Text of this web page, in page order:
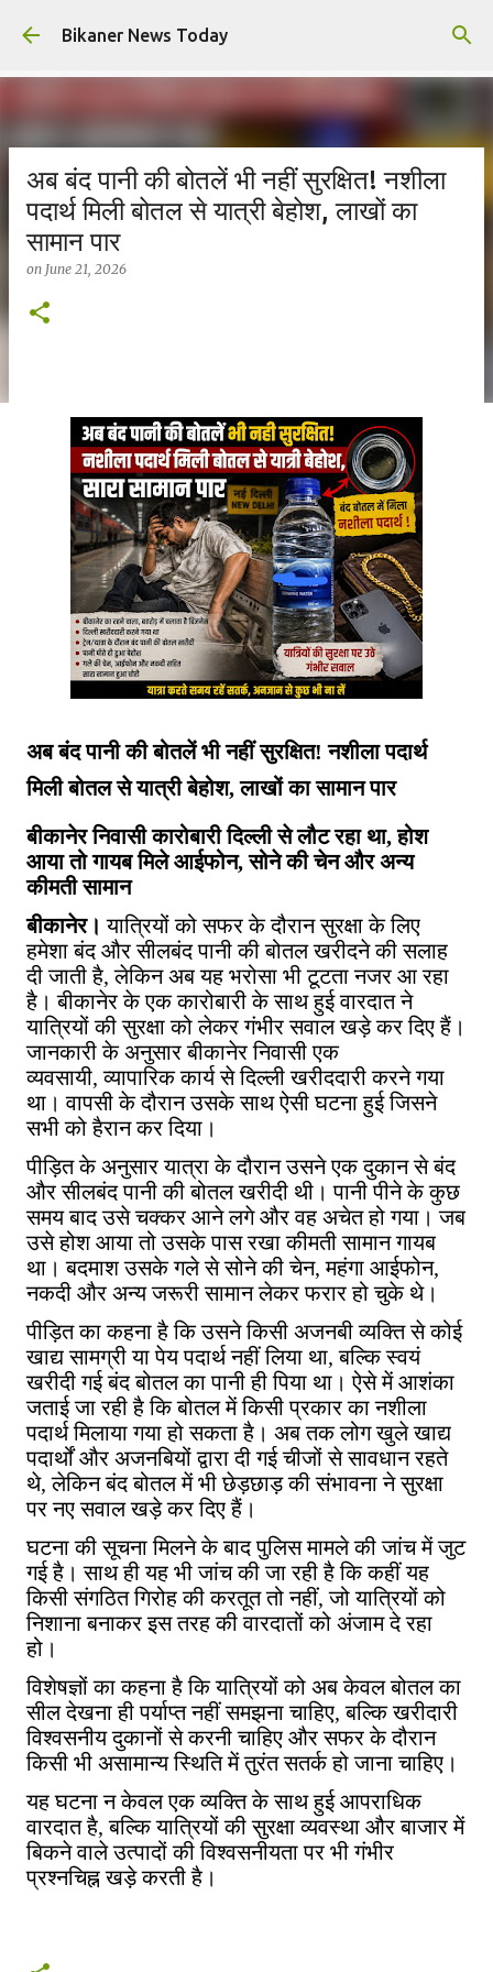
Skip to main content
Bikaner News Today
अब बंद पानी की बोतलें भी नहीं सुरक्षित! नशीला
पदार्थ मिली बोतल से यात्री बेहोश, लाखों का
सामान पार
on June 21, 2026
अब बंद पानी की बोतलें भी नहीं सुरक्षित! नशीला पदार्थ
मिली बोतल से यात्री बेहोश, लाखों का सामान पार
बीकानेर निवासी कारोबारी दिल्ली से लौट रहा था, होश
आया तो गायब मिले आईफोन, सोने की चेन और अन्य
कीमती सामान
बीकानेर। यात्रियों को सफर के दौरान सुरक्षा के लिए
हमेशा बंद और सीलबंद पानी की बोतल खरीदने की सलाह
दी जाती है, लेकिन अब यह भरोसा भी टूटता नजर आ रहा
है। बीकानेर के एक कारोबारी के साथ हुई वारदात ने
यात्रियों की सुरक्षा को लेकर गंभीर सवाल खड़े कर दिए हैं।
जानकारी के अनुसार बीकानेर निवासी एक
व्यवसायी, व्यापारिक कार्य से दिल्ली खरीददारी करने गया
था। वापसी के दौरान उसके साथ ऐसी घटना हुई जिसने
सभी को हैरान कर दिया।
पीड़ित के अनुसार यात्रा के दौरान उसने एक दुकान से बंद
और सीलबंद पानी की बोतल खरीदी थी। पानी पीने के कुछ
समय बाद उसे चक्कर आने लगे और वह अचेत हो गया। जब
उसे होश आया तो उसके पास रखा कीमती सामान गायब
था। बदमाश उसके गले से सोने की चेन, महंगा आईफोन,
नकदी और अन्य जरूरी सामान लेकर फरार हो चुके थे।
पीड़ित का कहना है कि उसने किसी अजनबी व्यक्ति से कोई
खाद्य सामग्री या पेय पदार्थ नहीं लिया था, बल्कि स्वयं
खरीदी गई बंद बोतल का पानी ही पिया था। ऐसे में आशंका
जताई जा रही है कि बोतल में किसी प्रकार का नशीला
पदार्थ मिलाया गया हो सकता है। अब तक लोग खुले खाद्य
पदार्थों और अजनबियों द्वारा दी गई चीजों से सावधान रहते
थे, लेकिन बंद बोतल में भी छेड़छाड़ की संभावना ने सुरक्षा
पर नए सवाल खड़े कर दिए हैं।
घटना की सूचना मिलने के बाद पुलिस मामले की जांच में जुट
गई है। साथ ही यह भी जांच की जा रही है कि कहीं यह
किसी संगठित गिरोह की करतूत तो नहीं, जो यात्रियों को
निशाना बनाकर इस तरह की वारदातों को अंजाम दे रहा
हो।
विशेषज्ञों का कहना है कि यात्रियों को अब केवल बोतल का
सील देखना ही पर्याप्त नहीं समझना चाहिए, बल्कि खरीदारी
विश्वसनीय दुकानों से करनी चाहिए और सफर के दौरान
किसी भी असामान्य स्थिति में तुरंत सतर्क हो जाना चाहिए।
यह घटना न केवल एक व्यक्ति के साथ हुई आपराधिक
वारदात है, बल्कि यात्रियों की सुरक्षा व्यवस्था और बाजार में
बिकने वाले उत्पादों की विश्वसनीयता पर भी गंभीर
प्रश्नचिह्न खड़े करती है।